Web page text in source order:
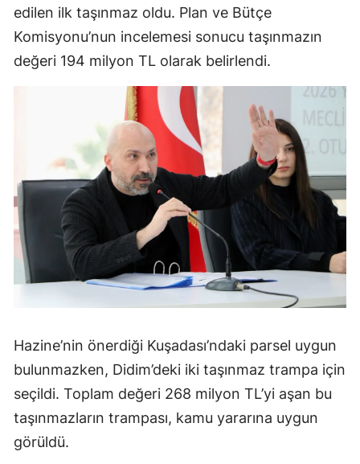
edilen ilk taşınmaz oldu. Plan ve Bütçe
Komisyonu’nun incelemesi sonucu taşınmazın
değeri 194 milyon TL olarak belirlendi.
Hazine’nin önerdiği Kuşadası’ndaki parsel uygun
bulunmazken, Didim’deki iki taşınmaz trampa için
seçildi. Toplam değeri 268 milyon TL’yi aşan bu
taşınmazların trampası, kamu yararına uygun
görüldü.